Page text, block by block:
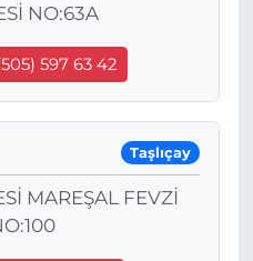
NO:63A
597 63 42
Taşlıçay
MAREŞAL FEVZİ